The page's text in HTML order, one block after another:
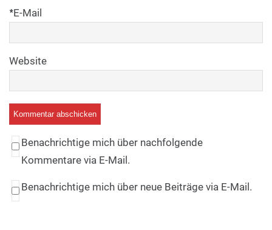
E-Mail
*
Website
Benachrichtige mich über nachfolgende
Kommentare via E-Mail.
Benachrichtige mich über neue Beiträge via E-Mail.